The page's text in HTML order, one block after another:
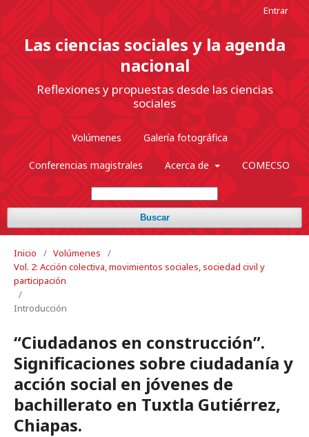
Las ciencias sociales y la agenda
nacional
Reflexiones y propuestas desde las ciencias
sociales
Volúmenes Galería fotográfica
Conferencias magistrales Acerca de COMECSO
Buscar
Entrar
Inicio / Volúmenes
/
Vol. 2: Acción colectiva, movimientos sociales, sociedad civil y
participación
/
Introducción
“Ciudadanos en construcción”.
Significaciones sobre ciudadanía y
acción social en jóvenes de
bachillerato en Tuxtla Gutiérrez,
Chiapas.